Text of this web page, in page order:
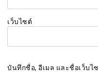
เว็บไซต์
บันทึกชื่อ, อีเมล และชื่อเว็บ